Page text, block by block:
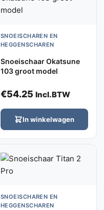
SNOEISCHAREN EN
HEGGENSCHAREN
Snoeischaar Okatsune
103 groot model
€54.25 Incl.BTW
In winkelwagen
SNOEISCHAREN EN
HEGGENSCHAREN